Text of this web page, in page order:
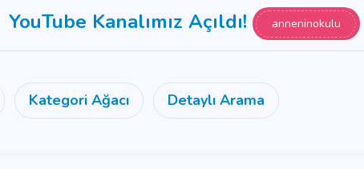
YouTube Kanalımız Açıldı! anneninokulu
Kategori Ağacı Detaylı Arama